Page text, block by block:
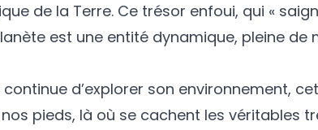
de la Terre. Ce trésor enfoui, qui «
est une entité dynamique, pleine de
continue d’explorer son environnement,
pieds, là où se cachent les véritables